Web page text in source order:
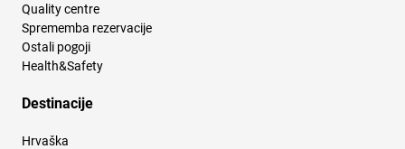
Quality centre
Sprememba rezervacije
Ostali pogoji
Health&Safety
Destinacije
Hrvaška